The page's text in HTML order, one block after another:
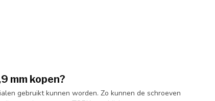
mm kopen?
gebruikt kunnen worden. Zo kunnen de schroeven